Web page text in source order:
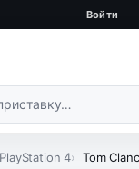
Войти
4 Tom Clancy’s The Division